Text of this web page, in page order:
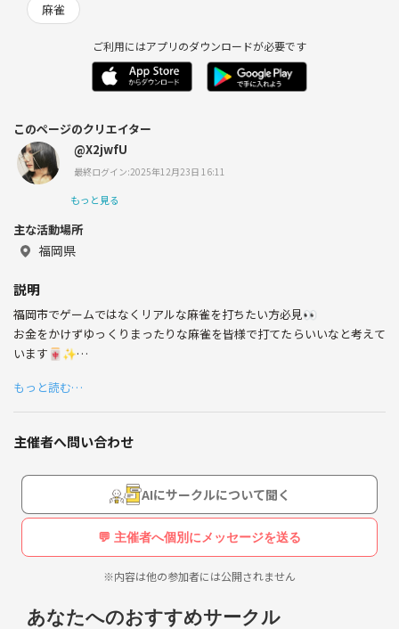
麻雀
ご利用にはアプリのダウンロードが必要です
このページのクリエイター
@X2jwfU
最終ログイン:2025年12月23日 16:11
もっと見る
主な活動場所
福岡県
説明
福岡市でゲームではなくリアルな麻雀を打ちたい方必見👀
お金をかけずゆっくりまったりな麻雀を皆様で打てたらいいなと考えて
います🀄✨
メンバーの都合で三麻や四麻とコロコロ変わるかもしれません！
ナンパ行為、異性に対する過度な発言禁止です!
初心者大歓迎！🔰(私も初心者ですw)
もし時間等合えば定期的な飲み会もできたら嬉しいです！！
ぜひぜひ打ちましょー！！！(*´ω`*)
もっと読む…
主催者へ問い合わせ
AIにサークルについて聞く
💬 主催者へ個別にメッセージを送る
※内容は他の参加者には公開されません
あなたへのおすすめサークル